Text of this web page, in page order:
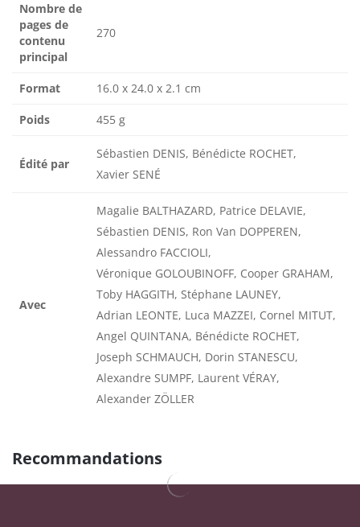
Nombre de
pages de
contenu
principal
270
Format 16.0 x 24.0 x 2.1 cm
Poids 455 g
Édité par
Sébastien DENIS, Bénédicte ROCHET,
Xavier SENÉ
Avec
Magalie BALTHAZARD, Patrice DELAVIE,
Sébastien DENIS, Ron Van DOPPEREN,
Alessandro FACCIOLI,
Véronique GOLOUBINOFF, Cooper GRAHAM,
Toby HAGGITH, Stéphane LAUNEY,
Adrian LEONTE, Luca MAZZEI, Cornel MITUT,
Angel QUINTANA, Bénédicte ROCHET,
Joseph SCHMAUCH, Dorin STANESCU,
Alexandre SUMPF, Laurent VÉRAY,
Alexander ZÖLLER
Recommandations